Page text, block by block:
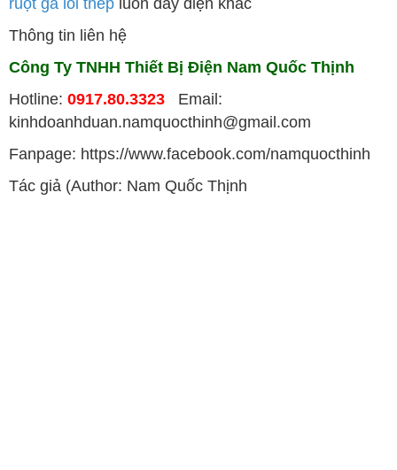
ruột gà lõi thép luồn dây điện khác
Thông tin liên hệ
Công Ty TNHH Thiết Bị Điện Nam Quốc Thịnh
Hotline: 0917.80.3323 Email:
kinhdoanhduan.namquocthinh@gmail.com
Fanpage: https://www.facebook.com/namquocthinh
Tác giả (Author: Nam Quốc Thịnh